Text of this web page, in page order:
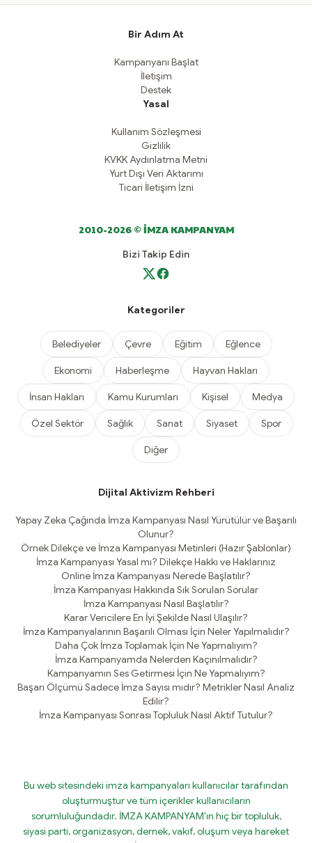
Bir Adım At
Kampanyanı Başlat
İletişim
Destek
Yasal
Kullanım Sözleşmesi
Gizlilik
KVKK Aydınlatma Metni
Yurt Dışı Veri Aktarımı
Ticari İletişim İzni
2010-2026 © İMZA KAMPANYAM
Bizi Takip Edin
Kategoriler
Belediyeler Çevre Eğitim Eğlence
Ekonomi Haberleşme Hayvan Hakları
İnsan Hakları Kamu Kurumları Kişisel Medya
Özel Sektör Sağlık Sanat Siyaset Spor
Diğer
Dijital Aktivizm Rehberi
Yapay Zeka Çağında İmza Kampanyası Nasıl Yürütülür ve Başarılı
Olunur?
Örnek Dilekçe ve İmza Kampanyası Metinleri (Hazır Şablonlar)
İmza Kampanyası Yasal mı? Dilekçe Hakkı ve Haklarınız
Online İmza Kampanyası Nerede Başlatılır?
İmza Kampanyası Hakkında Sık Sorulan Sorular
İmza Kampanyası Nasıl Başlatılır?
Karar Vericilere En İyi Şekilde Nasıl Ulaşılır?
İmza Kampanyalarının Başarılı Olması İçin Neler Yapılmalıdır?
Daha Çok İmza Toplamak İçin Ne Yapmalıyım?
İmza Kampanyamda Nelerden Kaçınılmalıdır?
Kampanyamın Ses Getirmesi İçin Ne Yapmalıyım?
Başarı Ölçümü Sadece İmza Sayısı mıdır? Metrikler Nasıl Analiz
Edilir?
İmza Kampanyası Sonrası Topluluk Nasıl Aktif Tutulur?
Bu web sitesindeki imza kampanyaları kullanıcılar tarafından
oluşturmuştur ve tüm içerikler kullanıcıların
sorumluluğundadır. İMZA KAMPANYAM'ın hiç bir topluluk,
siyasi parti, organizasyon, dernek, vakıf, oluşum veya hareket